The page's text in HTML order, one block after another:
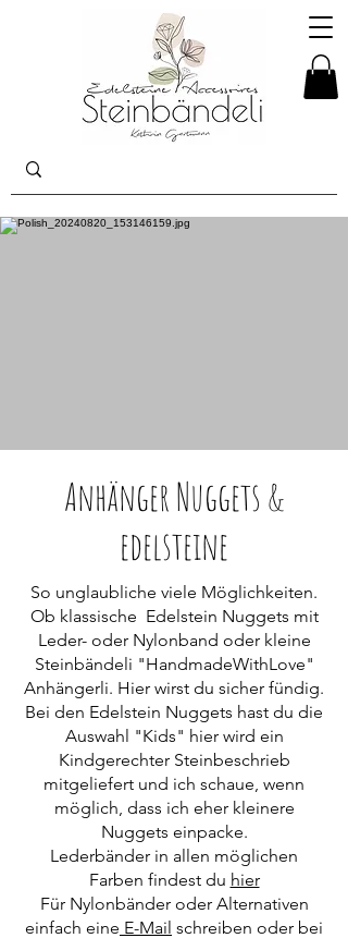
Anhänger Nuggets &
edelsteine
So unglaubliche viele Möglichkeiten.
Ob klassische Edelstein Nuggets mit
Leder- oder Nylonband oder kleine
Steinbändeli "HandmadeWithLove"
Anhängerli. Hier wirst du sicher fündig.
Bei den Edelstein Nuggets hast du die
Auswahl "Kids" hier wird ein
Kindgerechter Steinbeschrieb
mitgeliefert und ich schaue, wenn
möglich, dass ich eher kleinere
Nuggets einpacke.
Lederbänder in allen möglichen
Farben findest du hier
Für Nylonbänder oder Alternativen
einfach eine E-Mail schreiben oder bei